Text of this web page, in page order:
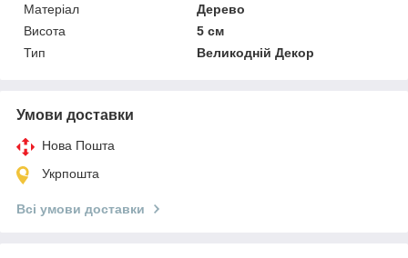
Матеріал
Дерево
Висота
5 см
Тип
Великодній Декор
Умови доставки
Нова Пошта
Укрпошта
Всі умови доставки